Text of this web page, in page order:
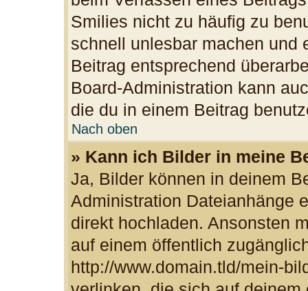
Smilies nicht zu häufig zu
schnell unlesbar machen und
Beitrag entsprechend
Board-Administration kann
die du in einem Beitrag
Nach oben
» Kann ich Bilder in meine
Ja, Bilder können in deinem
Administration Dateianhänge
direkt hochladen. Ansonsten
auf einem öffentlich
http://www.domain.tld/mein-